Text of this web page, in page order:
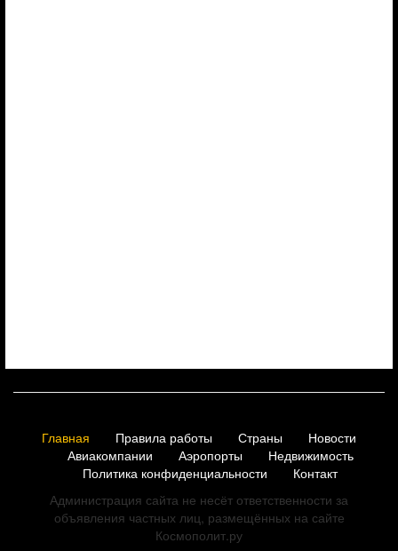
Главная Правила работы Страны
Новости
Авиакомпании
Аэропорты
Недвижимость
Политика конфиденциальности
Контакт
Администрация сайта не несёт ответственности за
объявления частных лиц, размещённых на сайте
Космополит.ру